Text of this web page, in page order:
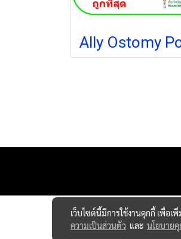
เว็บไซต์นี้มีการใช้งานคุกกี้ เพื่อ
ความเป็นส่วนตัว และ นโยบายคุ